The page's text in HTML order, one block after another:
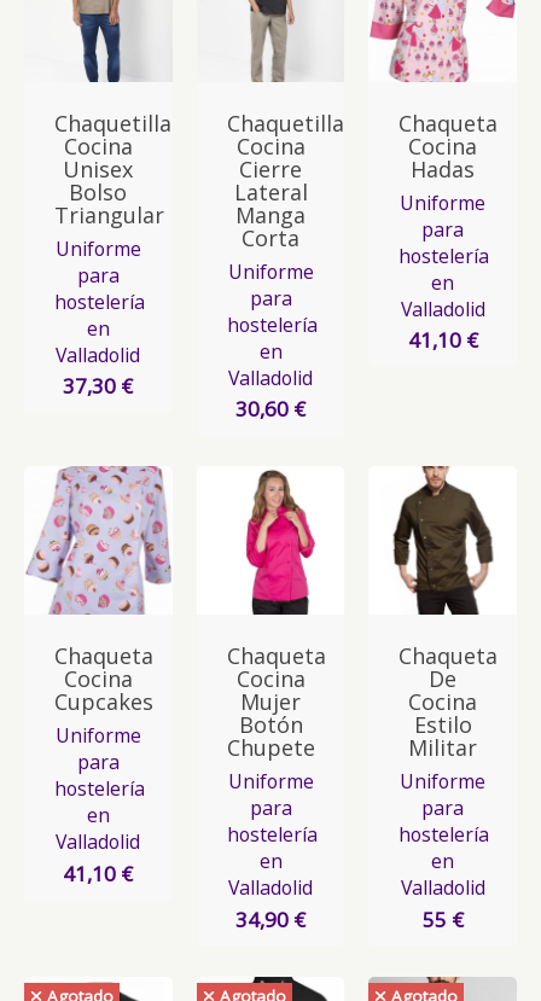
Chaquetilla
Cocina
Unisex
Bolso
Triangular
Uniforme
para
hostelería
en
Valladolid
37,30 €
Chaquetilla
Cocina
Cierre
Lateral
Manga
Corta
Uniforme
para
hostelería
en
Valladolid
30,60 €
Chaqueta
Cocina
Hadas
Uniforme
para
hostelería
en
Valladolid
41,10 €
Chaqueta
Cocina
Cupcakes
Uniforme
para
hostelería
en
Valladolid
41,10 €
Chaqueta
Cocina
Mujer
Botón
Chupete
Uniforme
para
hostelería
en
Valladolid
34,90 €
Chaqueta
De
Cocina
Estilo
Militar
Uniforme
para
hostelería
en
Valladolid
55 €
Agotado Agotado Agotado